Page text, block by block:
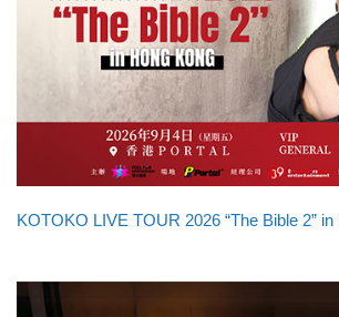
KOTOKO LIVE TOUR 2026 “The Bible 2”